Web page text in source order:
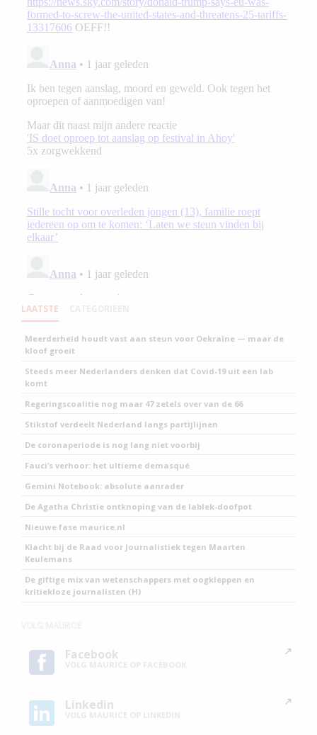
LAATSTE
Meerderheid houdt vast aan steun voor Oekraïne — maar de
kloof groeit
Steeds meer Nederlanders denken dat Covid-19 uit een lab
komt
Regeringscoalitie nog maar 47 zetels over van de 66
Stikstof verdeelt Nederland langs partijlijnen
De coronaperiode is nog lang niet voorbij
Fauci’s verhoor: het ultieme demasqué
Gemini Notebook: absolute aanrader
De Agatha Christie ontknoping van de lablek-doofpot
Nieuwe fase maurice.nl
Klacht bij de Raad voor Journalistiek tegen Maarten
Keulemans
De giftige mix van wetenschappers met oogkleppen en
kritiekloze journalisten (H)
Facebook
Linkedin